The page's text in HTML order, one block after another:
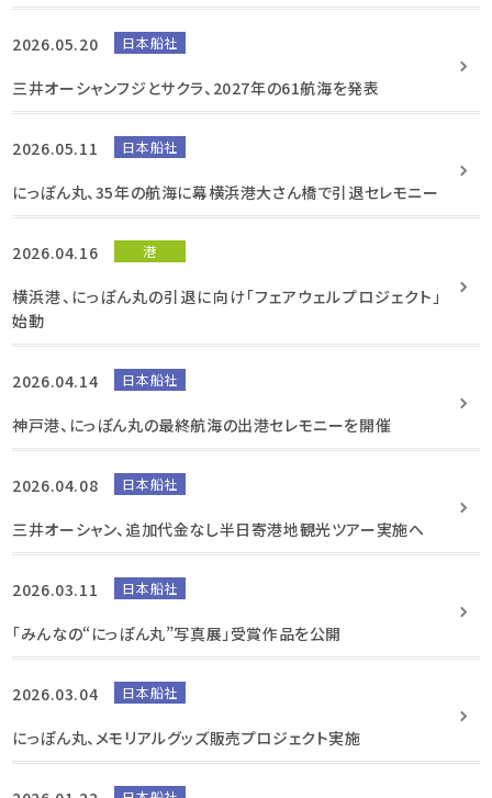
2026.05.20 日本船社
三井オーシャンフジとサクラ、2027年の61航海を発表
2026.05.11 日本船社
にっぽん丸、35年の航海に幕横浜港大さん橋で引退セレモニー
2026.04.16 港
横浜港、にっぽん丸の引退に向け「フェアウェルプロジェクト」
始動
2026.04.14 日本船社
神戸港、にっぽん丸の最終航海の出港セレモニーを開催
2026.04.08 日本船社
三井オーシャン、追加代金なし半日寄港地観光ツアー実施へ
2026.03.11 日本船社
「みんなの“にっぽん丸”写真展」受賞作品を公開
2026.03.04 日本船社
にっぽん丸、メモリアルグッズ販売プロジェクト実施